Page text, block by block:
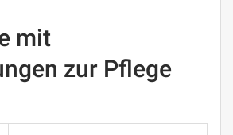
mit
zur Pflege